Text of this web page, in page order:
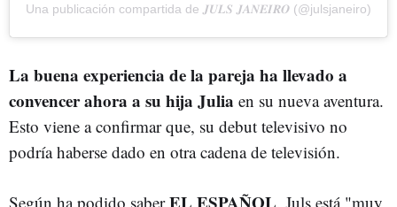
Una publicación compartida de 𝑱𝑼𝑳𝑺 𝑱𝑨𝑵𝑬𝑰𝑹𝑶 (@julsjaneiro)
La buena experiencia de la pareja ha llevado a
convencer ahora a su hija Julia en su nueva aventura.
Esto viene a confirmar que, su debut televisivo no
podría haberse dado en otra cadena de televisión.
Según ha podido saberEL ESPAÑOL, Juls está "muy